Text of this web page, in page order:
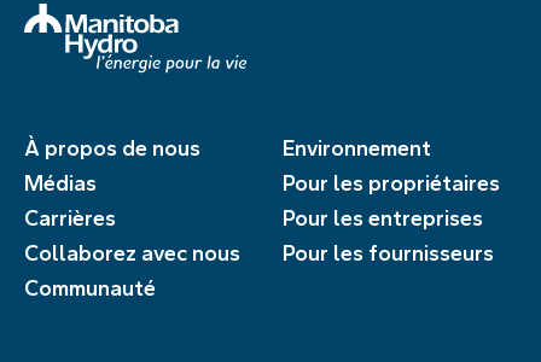
À propos de nous
Médias
Carrières
Collaborez avec nous
Communauté
Environnement
Pour les propriétaires
Pour les entreprises
Pour les fournisseurs